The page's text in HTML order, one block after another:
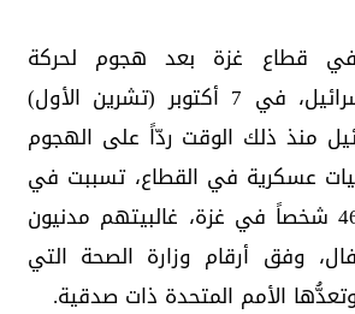
في قطاع غزة بعد هجوم لحركة
«حماس» على إسرائيل، في 7 أكتوبر (تشرين الأول)
منذ ذلك الوقت ردّاً على الهجوم
عسكرية في القطاع، تسببت في
مقتل 44 ألفاً و466 شخصاً في غزة، غالبيتهم مدنيون
وفق أرقام وزارة الصحة التي
الأمم المتحدة ذات صدقية.